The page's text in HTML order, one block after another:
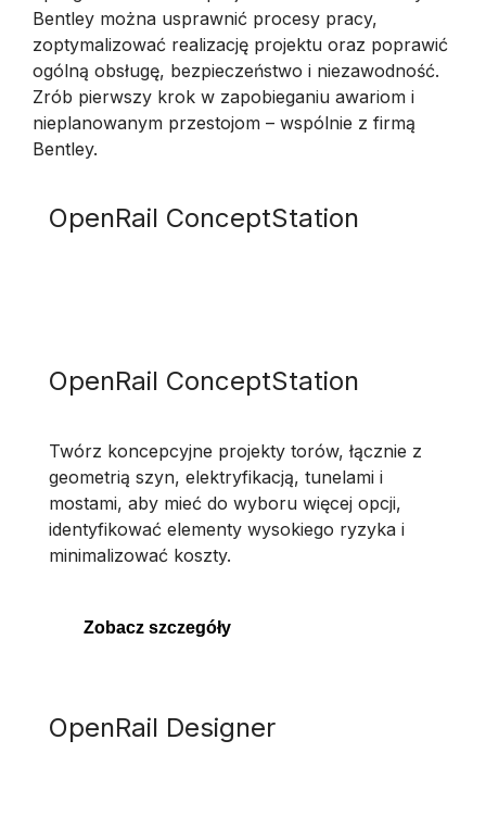
Bentley można usprawnić procesy pracy,
zoptymalizować realizację projektu oraz poprawić
ogólną obsługę, bezpieczeństwo i niezawodność.
Zrób pierwszy krok w zapobieganiu awariom i
nieplanowanym przestojom – wspólnie z firmą
Bentley.
OpenRail ConceptStation
OpenRail ConceptStation
Twórz koncepcyjne projekty torów, łącznie z
geometrią szyn, elektryfikacją, tunelami i
mostami, aby mieć do wyboru więcej opcji,
identyfikować elementy wysokiego ryzyka i
minimalizować koszty.
Zobacz szczegóły
OpenRail Designer